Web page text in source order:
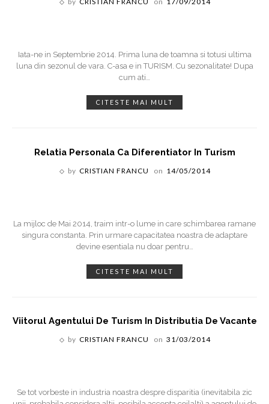
Iata-ne in Septembrie 2014. Prima luna de toamna si totusi ultima
luna din sezonul de vara. C-asa e in TURISM. Cu sezonalitate! Dupa
cum ati
CITESTE MAI MULT
Relatia Personala Ca Diferentiator In Turism
by CRISTIAN FRANCU on 14/05/2014
La mijloc de Mai 2014, traim intr-o lume in care schimbarea ramane
singura constanta. Prin urmare capacitatea noastra de adaptare
devine esentiala nu doar pentru
CITESTE MAI MULT
Viitorul Agentului De Turism In Distributia De Vacante
by CRISTIAN FRANCU on 31/03/2014
Se tot vorbeste in industria noastra despre disparitia (inevitabila zic